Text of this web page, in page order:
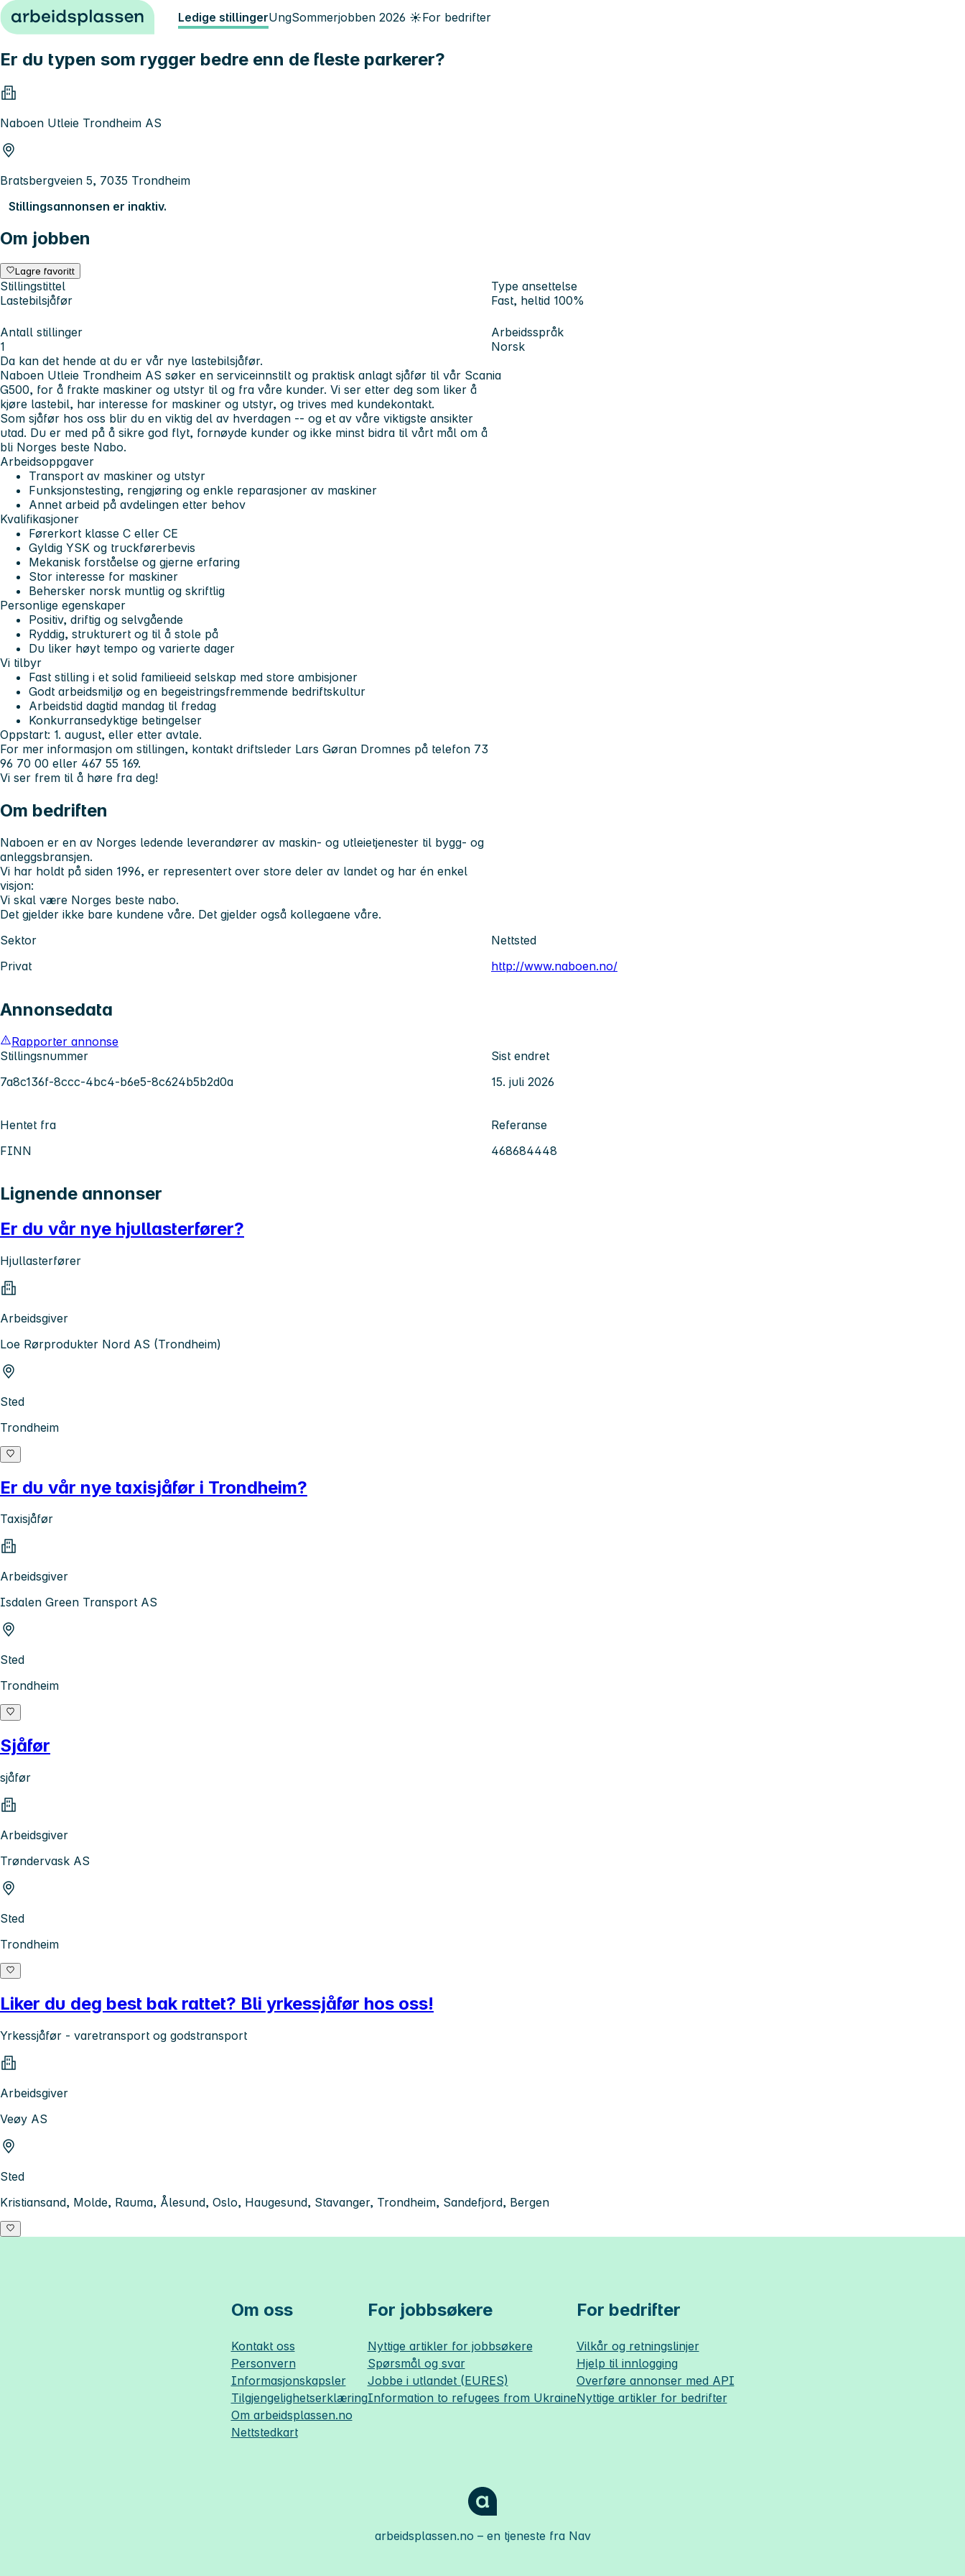
Hopp til innhold Ledige stillingerUngSommerjobben 2026 ☀️For bedrifter
Er du typen som rygger bedre enn de fleste parkerer?
Naboen Utleie Trondheim AS
Bratsbergveien 5, 7035 Trondheim
Stillingsannonsen er inaktiv.
Om jobben
Lagre favoritt
Stillingstittel
Lastebilsjåfør
Type ansettelse
Fast, heltid 100%
Antall stillinger
1
Arbeidsspråk
Norsk
Da kan det hende at du er vår nye lastebilsjåfør.
Naboen Utleie Trondheim AS søker en serviceinnstilt og praktisk anlagt sjåfør til vår Scania
G500, for å frakte maskiner og utstyr til og fra våre kunder. Vi ser etter deg som liker å
kjøre lastebil, har interesse for maskiner og utstyr, og trives med kundekontakt.
Som sjåfør hos oss blir du en viktig del av hverdagen -- og et av våre viktigste ansikter
utad. Du er med på å sikre god flyt, fornøyde kunder og ikke minst bidra til vårt mål om å
bli Norges beste Nabo.
Arbeidsoppgaver
Transport av maskiner og utstyr
Funksjonstesting, rengjøring og enkle reparasjoner av maskiner
Annet arbeid på avdelingen etter behov
Kvalifikasjoner
Førerkort klasse C eller CE
Gyldig YSK og truckførerbevis
Mekanisk forståelse og gjerne erfaring
Stor interesse for maskiner
Behersker norsk muntlig og skriftlig
Personlige egenskaper
Positiv, driftig og selvgående
Ryddig, strukturert og til å stole på
Du liker høyt tempo og varierte dager
Vi tilbyr
Fast stilling i et solid familieeid selskap med store ambisjoner
Godt arbeidsmiljø og en begeistringsfremmende bedriftskultur
Arbeidstid dagtid mandag til fredag
Konkurransedyktige betingelser
Oppstart: 1. august, eller etter avtale.
For mer informasjon om stillingen, kontakt driftsleder Lars Gøran Dromnes på telefon 73
96 70 00 eller 467 55 169.
Vi ser frem til å høre fra deg!
Om bedriften
Naboen er en av Norges ledende leverandører av maskin- og utleietjenester til bygg- og
anleggsbransjen.
Vi har holdt på siden 1996, er representert over store deler av landet og har én enkel
visjon:
Vi skal være Norges beste nabo.
Det gjelder ikke bare kundene våre. Det gjelder også kollegaene våre.
Sektor
Privat
Nettsted
http://www.naboen.no/
Annonsedata
Rapporter annonse
Stillingsnummer
7a8c136f-8ccc-4bc4-b6e5-8c624b5b2d0a
Sist endret
15. juli 2026
Hentet fra
FINN
Referanse
468684448
Lignende annonser
Er du vår nye hjullasterfører?
Hjullasterfører
Arbeidsgiver
Loe Rørprodukter Nord AS (Trondheim)
Sted
Trondheim
Er du vår nye taxisjåfør i Trondheim?
Taxisjåfør
Arbeidsgiver
Isdalen Green Transport AS
Sted
Trondheim
Sjåfør
sjåfør
Arbeidsgiver
Trøndervask AS
Sted
Trondheim
Liker du deg best bak rattet? Bli yrkessjåfør hos oss!
Yrkessjåfør - varetransport og godstransport
Arbeidsgiver
Veøy AS
Sted
Kristiansand, Molde, Rauma, Ålesund, Oslo, Haugesund, Stavanger, Trondheim, Sandefjord, Bergen
Om oss
Kontakt oss
Personvern
Informasjonskapsler
Tilgjengelighetserklæring
Om arbeidsplassen.no
Nettstedkart
For jobbsøkere
Nyttige artikler for jobbsøkere
Spørsmål og svar
Jobbe i utlandet (EURES)
Information to refugees from Ukraine
For bedrifter
Vilkår og retningslinjer
Hjelp til innlogging
Overføre annonser med API
Nyttige artikler for bedrifter
arbeidsplassen.no – en tjeneste fra Nav